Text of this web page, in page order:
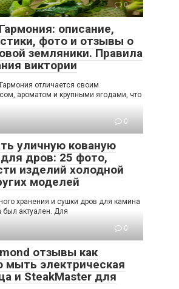
0
описание,
фото и отзывы о
земляники. Правила
виктории
отличается своим
ароматом и крупными ягодами, что
0
уличную кованую
дров: 25 фото,
изделий холодной
моделей
хранения и сушки дров для камина
был актуален. Для
0
отзывы как
мыть электрическая
и SteakMaster для